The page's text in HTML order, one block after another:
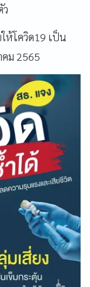
ห้โควิด19 เป็น
คม 2565